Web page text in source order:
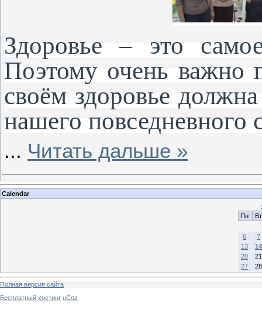
Здоровье – это
Поэтому очень важно
своём здоровье
нашего повседневного
... Читать дальше »
Calendar
Пн
Вт
6
7
13
14
20
21
27
28
Полная версия сайта
Бесплатный хостинг uCoz